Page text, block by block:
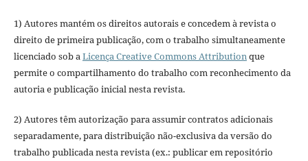
1) Autores mantém os direitos autorais e concedem à revista o
direito de primeira publicação, com o trabalho simultaneamente
licenciado sob aLicença Creative Commons Attributionque
permite o compartilhamento do trabalho com reconhecimento da
autoria e publicação inicial nesta revista.
2) Autores têm autorização para assumir contratos adicionais
separadamente, para distribuição não-exclusiva da versão do
trabalho publicada nesta revista (ex.: publicar em repositório